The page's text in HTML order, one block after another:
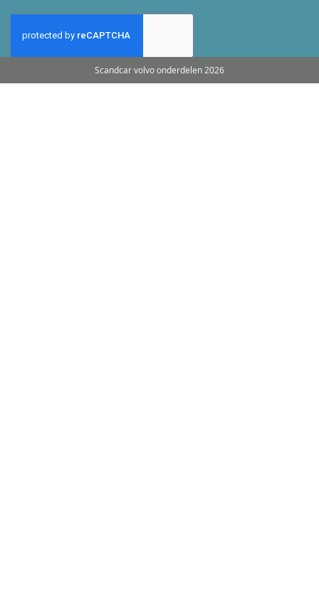
Scandcar volvo onderdelen 2026